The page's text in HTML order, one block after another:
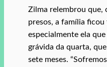
Zilma relembrou que,
presos, a família
especialmente ela
grávida da quarta,
sete meses.